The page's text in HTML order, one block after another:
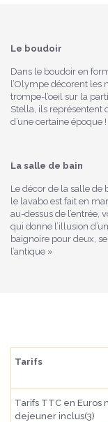
Le boudoir
Dans le boudoir en
l’Olympe décorent les
trompe-l’oeil sur la
Stella, ils représentent
d’une certaine époque !
La salle de bain
Le décor de la salle de
le lavabo est fait en
au-dessus de l’entrée,
qui donne l’illusion
baignoire pour deux,
l’antique »
Tarifs
Tarifs TTC en Euros
dejeuner inclus(3)